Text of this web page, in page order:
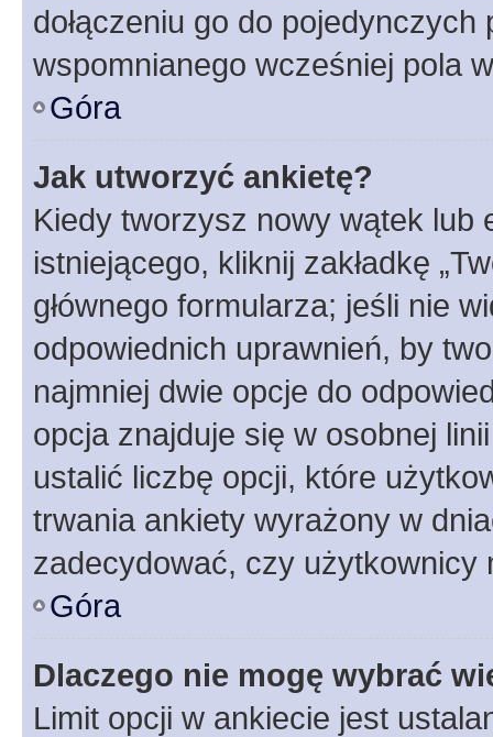
dołączeniu go do
wspomnianego wcześniej pola
Góra
Jak utworzyć ankietę?
Kiedy tworzysz nowy wątek lub
istniejącego, kliknij zakładkę
głównego formularza; jeśli nie
odpowiednich uprawnień, by
najmniej dwie opcje do
opcja znajduje się w osobnej
ustalić liczbę opcji, które
trwania ankiety wyrażony w
zadecydować, czy użytkownicy
Góra
Dlaczego nie mogę wybrać
Limit opcji w ankiecie jest